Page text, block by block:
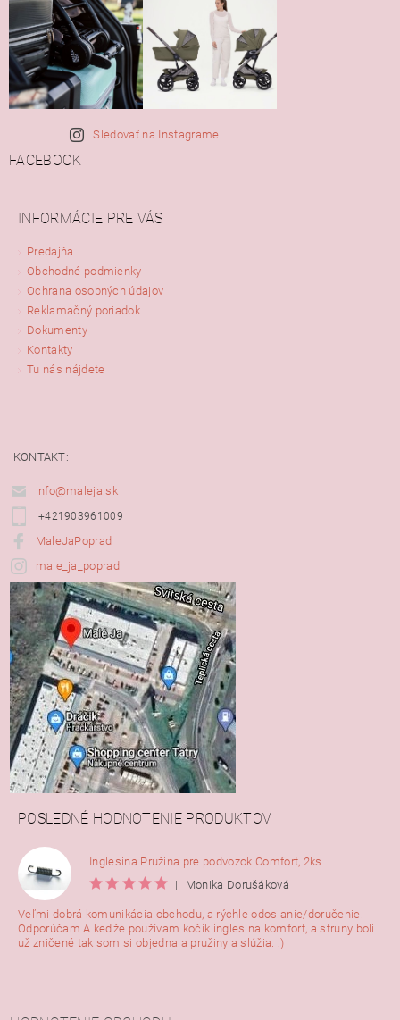
Sledovať na Instagrame
FACEBOOK
INFORMÁCIE PRE VÁS
Predajňa
Obchodné podmienky
Ochrana osobných údajov
Reklamačný poriadok
Dokumenty
Kontakty
Tu nás nájdete
KONTAKT:
info@maleja.sk
+421903961009
MaleJaPoprad
male_ja_poprad
POSLEDNÉ HODNOTENIE PRODUKTOV
Inglesina Pružina pre podvozok Comfort, 2ks
|
Monika Dorušáková
Veľmi dobrá komunikácia obchodu, a rýchle odoslanie/doručenie.
Odporúčam A keďže používam kočík inglesina komfort, a struny boli
už zničené tak som si objednala pružiny a slúžia. :)